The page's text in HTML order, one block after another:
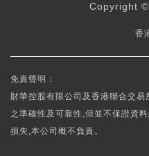
Copyright ©
香
免責聲明：
財華控股有限公司及香港聯合交
之準確性及可靠性,但並不保證資
損失,本公司概不負責。